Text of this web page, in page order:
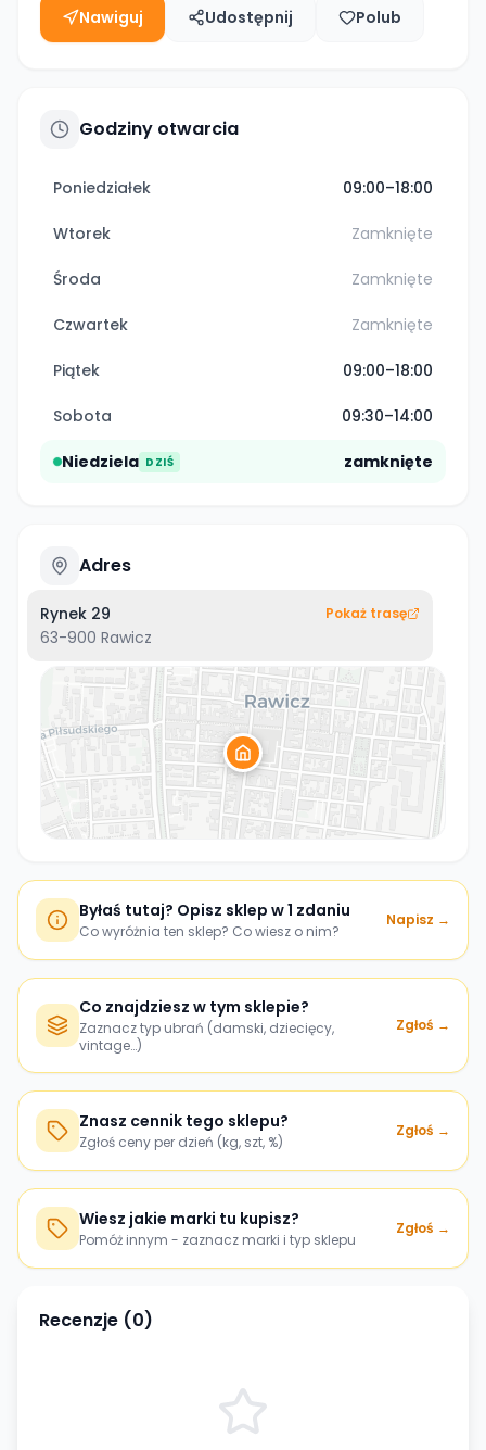
Nawiguj Udostępnij Polub
Godziny otwarcia
Poniedziałek 09:00–18:00
Wtorek Zamknięte
Środa Zamknięte
Czwartek Zamknięte
Piątek 09:00–18:00
Sobota 09:30–14:00
Niedziela DZIŚ zamknięte
Adres
Rynek 29
63-900 Rawicz
Pokaż trasę
Byłaś tutaj? Opisz sklep w 1 zdaniu
Co wyróżnia ten sklep? Co wiesz o nim?
Napisz →
Co znajdziesz w tym sklepie?
Zaznacz typ ubrań (damski, dziecięcy,
vintage…)
Zgłoś →
Znasz cennik tego sklepu?
Zgłoś ceny per dzień (kg, szt, %)
Zgłoś →
Wiesz jakie marki tu kupisz?
Pomóż innym - zaznacz marki i typ sklepu
Zgłoś →
Recenzje (0)